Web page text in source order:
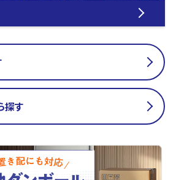
探す